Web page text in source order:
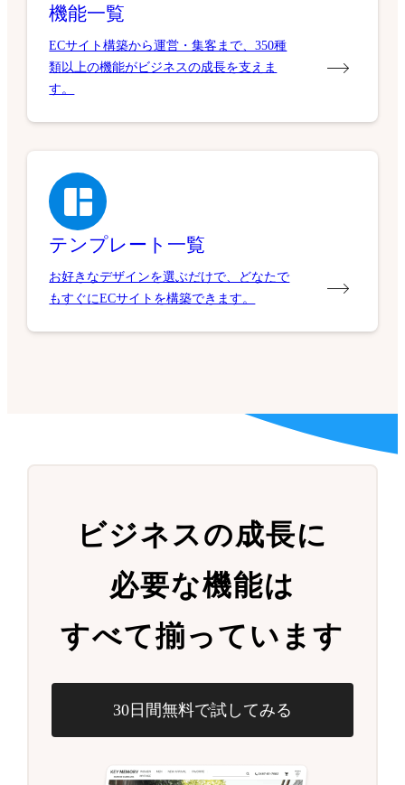
機能一覧
ECサイト構築から運営・集客まで、350種
類以上の機能がビジネスの成長を支えま
す。
テンプレート一覧
お好きなデザインを選ぶだけで、どなたで
もすぐにECサイトを構築できます。
ビジネスの成長に
必要な機能は
すべて揃っています
30日間無料で試してみる